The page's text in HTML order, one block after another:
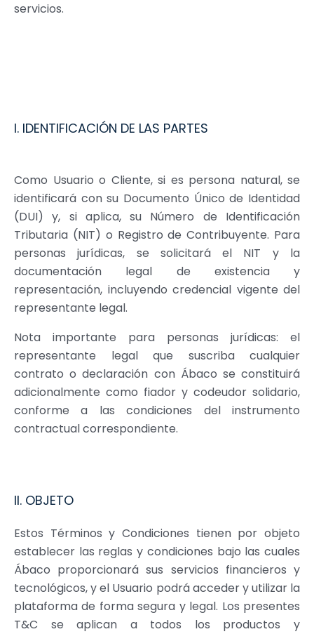
servicios.
I. IDENTIFICACIÓN DE LAS PARTES
Como Usuario o Cliente, si es persona natural, se
identificará con su Documento Único de Identidad
(DUI) y, si aplica, su Número de Identificación
Tributaria (NIT) o Registro de Contribuyente. Para
personas jurídicas, se solicitará el NIT y la
documentación legal de existencia y
representación, incluyendo credencial vigente del
representante legal.
Nota importante para personas jurídicas: el
representante legal que suscriba cualquier
contrato o declaración con Ábaco se constituirá
adicionalmente como fiador y codeudor solidario,
conforme a las condiciones del instrumento
contractual correspondiente.
II. OBJETO
Estos Términos y Condiciones tienen por objeto
establecer las reglas y condiciones bajo las cuales
Ábaco proporcionará sus servicios financieros y
tecnológicos, y el Usuario podrá acceder y utilizar la
plataforma de forma segura y legal. Los presentes
T&C se aplican a todos los productos y